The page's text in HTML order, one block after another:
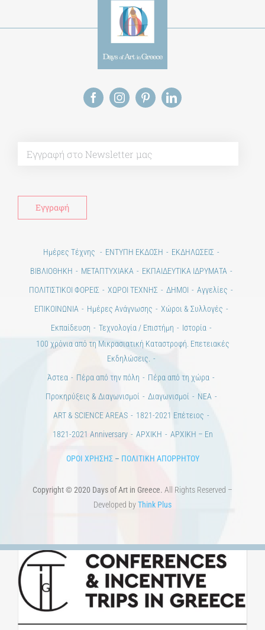
Ημέρες Τέχνης ΕΝΤΥΠΗ ΕΚΔΟΣΗ
ΕΚΔΗΛΩΣΕΙΣ
ΒΙΒΛΙΟΘΗΚΗ
ΜΕΤΑΠΤΥΧΙΑΚΑ
ΕΚΠΑΙΔΕΥΤΙΚΑ ΙΔΡΥΜΑΤΑ
ΠΟΛΙΤΙΣΤΙΚΟΙ ΦΟΡΕΙΣ
ΧΩΡΟΙ ΤΕΧΝΗΣ ΔΗΜΟΙ
Αγγελίες
ΕΠΙΚΟΙΝΩΝΙΑ
Ημέρες Ανάγνωσης
Χώροι & Συλλογές
Εκπαίδευση
Τεχνολογία / Επιστήμη
Ιστορία
100 χρόνια από τη Μικρασιατική Καταστροφή. Επετειακές
Εκδηλώσεις.
Άστεα
Πέρα από την πόλη
Πέρα από τη χώρα
Προκηρύξεις & Διαγωνισμοί
Διαγωνισμοί
ΝΕΑ
ART & SCIENCE AREAS
1821-2021 Επέτειος
1821-2021 Anniversary
ΑΡΧΙΚΗ ΑΡΧΙΚΗ – En
ΟΡΟΙ ΧΡΗΣΗΣ– ΠΟΛΙΤΙΚΗ ΑΠΟΡΡΗΤΟΥ
Copyright © 2020 Days of Art in Greece. All Rights Reserved –
Developed byThink Plus